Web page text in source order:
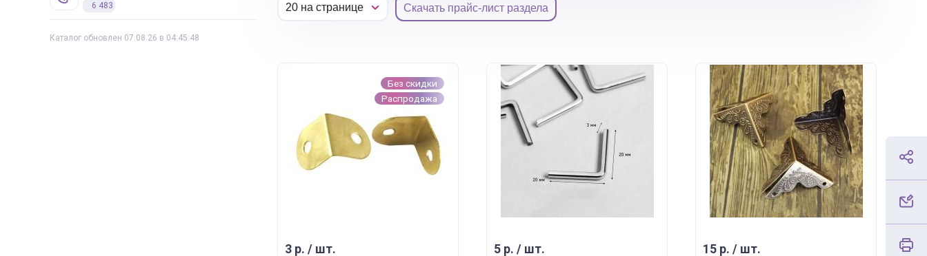
6 483
Каталог обновлен 07.08.26 в 04:45:48
Скачать прайс-лист раздела
Без скидки
Распродажа
3 р. / шт. 5 р. / шт. 15 р. / шт.